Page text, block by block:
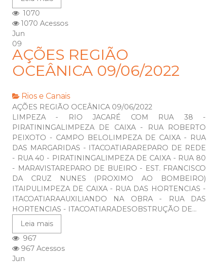
1070
1070 Acessos
Jun
09
AÇÕES REGIÃO
OCEÂNICA 09/06/2022
Rios e Canais
AÇÕES REGIÃO OCEÂNICA 09/06/2022
LIMPEZA - RIO JACARÉ COM RUA 38 -
PIRATININGALIMPEZA DE CAIXA - RUA ROBERTO
PEIXOTO - CAMPO BELOLIMPEZA DE CAIXA - RUA
DAS MARGARIDAS - ITACOATIARAREPARO DE REDE
- RUA 40 - PIRATININGALIMPEZA DE CAIXA - RUA 80
- MARAVISTAREPARO DE BUEIRO - EST. FRANCISCO
DA CRUZ NUNES (PROXIMO AO BOMBEIRO)
ITAIPULIMPEZA DE CAIXA - RUA DAS HORTENCIAS -
ITACOATIARAAUXILIANDO NA OBRA - RUA DAS
HORTENCIAS - ITACOATIARADESOBSTRUÇÃO DE...
Leia mais
967
967 Acessos
Jun